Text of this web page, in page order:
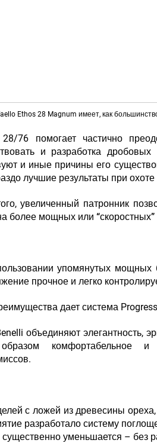
Ethos 28 Magnum имеет, как
28/76 помогает частично
и разработка
и иные причины его
лучшие результаты при
увеличенный патронник
более мощных или
упомянутых мощных
прочное и легко
дает система
объединяют элегантность,
комфортабельное
с ложей из древесины
разработало систему
существенно уменьшается – без